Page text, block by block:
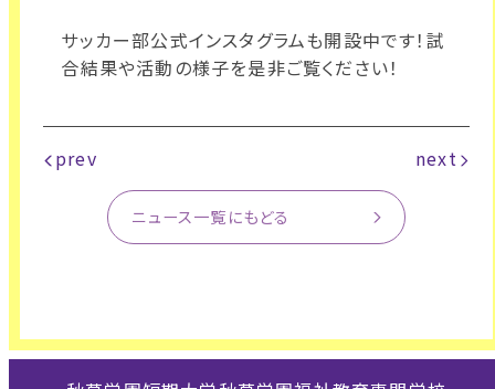
サッカー部公式インスタグラムも開設中です！試
合結果や活動の様子を是非ご覧ください！
prev next
ニュース一覧にもどる